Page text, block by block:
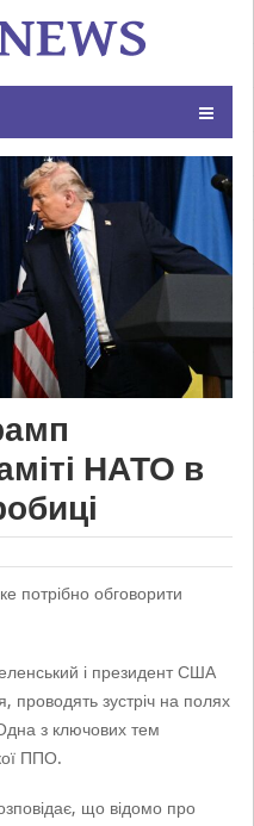
НАТО в
потрібно обговорити
і президент США
зустріч на полях
з ключових тем
ППО.
що відомо про